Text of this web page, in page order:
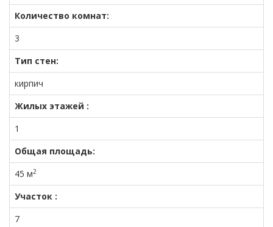
Количество комнат:
3
Тип стен:
кирпич
Жилых этажей :
1
Общая площадь:
45 м2
Участок :
7